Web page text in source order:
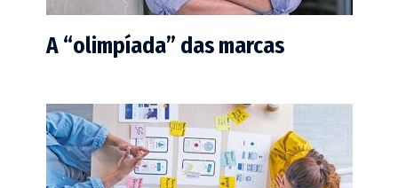
A “olimpíada” das marcas